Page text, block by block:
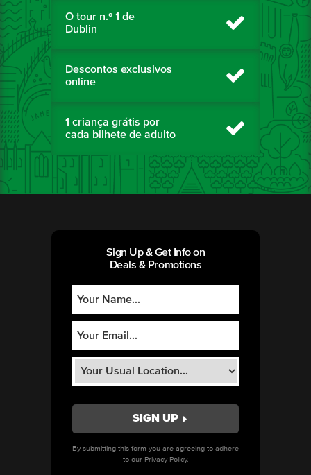
O tour n.º 1 de
Dublin
Descontos exclusivos
online
1 criança grátis por
cada bilhete de adulto
Sign Up & Get Info on
Deals & Promotions
By submitting this form you are agreeing to adhere
to our Privacy Policy.